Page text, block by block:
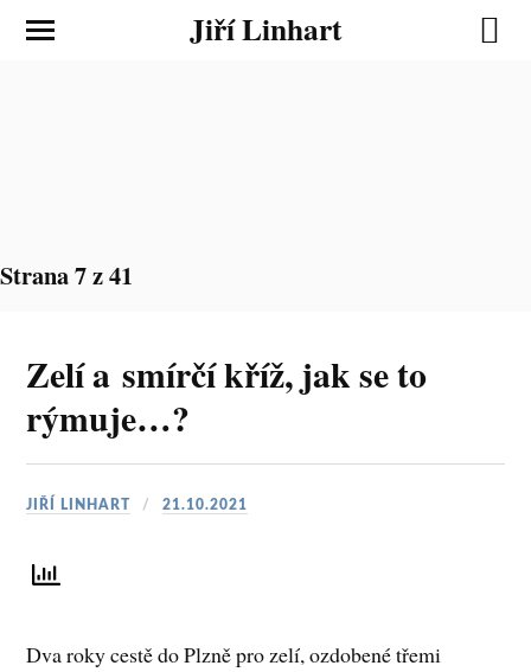
Jiří Linhart
Strana 7 z 41
Zelí a smírčí kříž, jak se to
rýmuje…?
JIŘÍ LINHART 21.10.2021
Dva roky cestě do Plzně pro zelí, ozdobené třemi